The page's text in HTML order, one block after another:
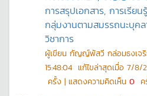
การสรุปเอกสาร, การเรีย
กลุ่มงานตามสมรรถนะบุค
วิชาการ
ผู้เขียน กัญญ์พัสวี กล่อมธงเจ
15:48:04 แก้ไขล่าสุดเมื่อ 7/8/
ครั้ง | แสดงความคิดเห็น 0 ค